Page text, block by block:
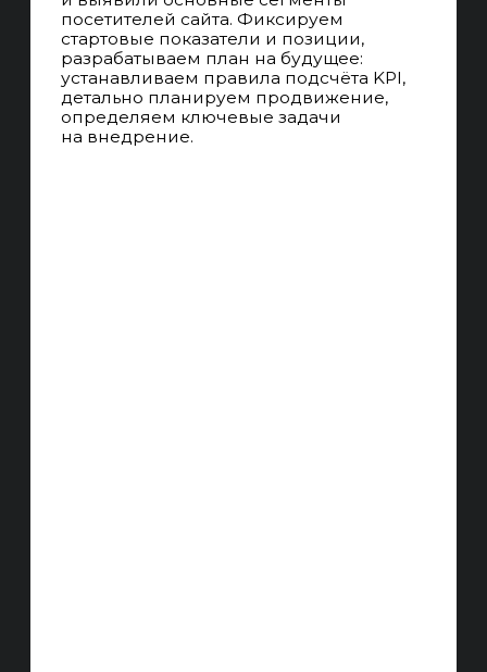
Используем инструменты
АВТОМАТИЗАЦИЯ